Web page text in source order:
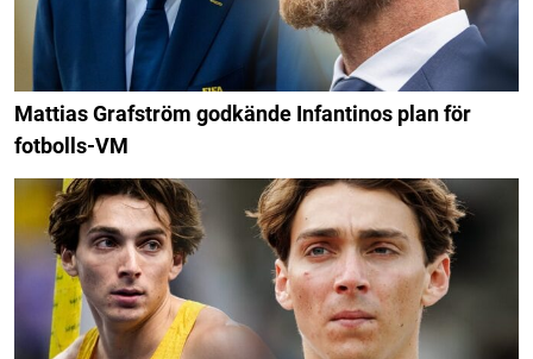
Mattias Grafström godkände Infantinos plan för
fotbolls-VM